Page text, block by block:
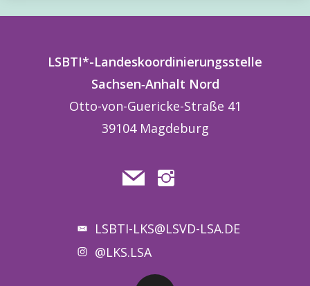
LSBTI*-Landeskoordinierungsstelle
Sachsen‑Anhalt Nord
Otto-von-Guericke-Straße 41
39104 Magdeburg
LSBTI-LKS@LSVD-LSA.DE
@LKS.LSA